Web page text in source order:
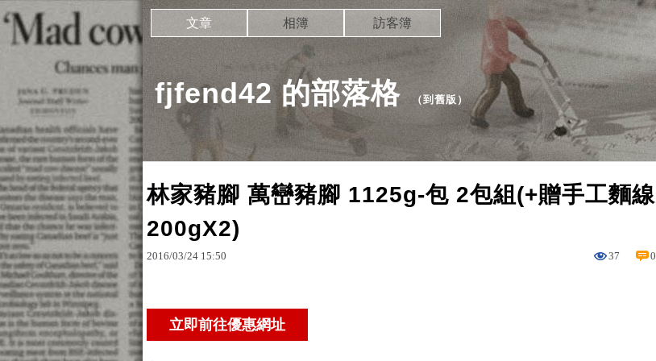
fjfend42 的部落格 （到舊版 ）
文章 相簿 訪客簿
林家豬腳 萬巒豬腳 1125g-包 2包組(+贈手工麵線
200gX2)
2016/03/24 15:50 37 0